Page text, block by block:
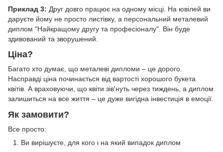
Приклад 3: Друг довго працює на одному місці. На ювілей ви
даруєте йому не просто листівку, а персональний металевий
диплом "Найкращому другу та професіоналу". Він буде
здивований та зворушений.
Ціна?
Багато хто думає, що металеві дипломи – це дорого.
Насправді ціна починається від вартості хорошого букета
квітів. А враховуючи, що квіти зів'нуть через тиждень, а диплом
залишиться на все життя – це дуже вигідна інвестиція в емоції.
Як замовити?
Все просто:
Ви вирішуєте, для кого і на який випадок диплом